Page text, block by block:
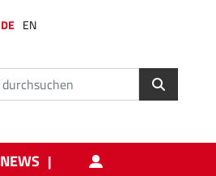
DE EN
NEWS